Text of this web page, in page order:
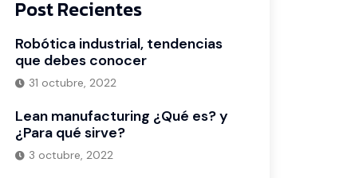
Post Recientes
Robótica industrial, tendencias
que debes conocer
31 octubre, 2022
Lean manufacturing ¿Qué es? y
¿Para qué sirve?
3 octubre, 2022